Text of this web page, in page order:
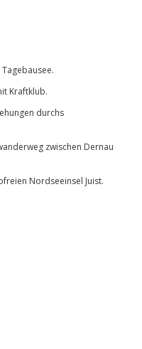
Kraftklub.
durchs
zwischen Dernau
Nordseeinsel Juist.